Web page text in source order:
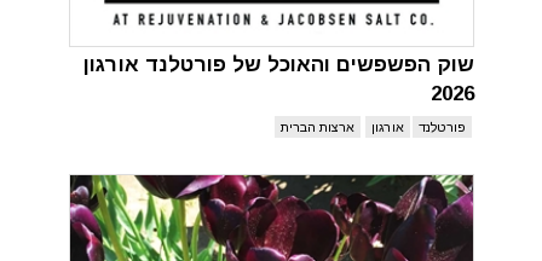
שוק הפשפשים והאוכל של פורטלנד אורגון
2026
פורטלנד אורגון ארצות הברית